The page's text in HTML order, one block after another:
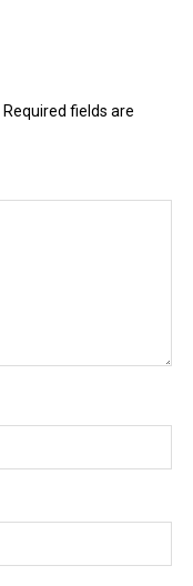
Required fields are